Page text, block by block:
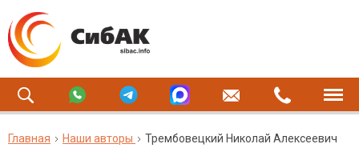
Главная Наши авторы Трембовецкий Николай Алексеевич